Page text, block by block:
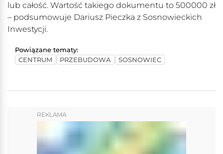
lub całość. Wartość takiego dokumentu to 500000 zł
– podsumowuje Dariusz Pieczka z Sosnowieckich
Inwestycji.
Powiązane tematy:
CENTRUM
PRZEBUDOWA SOSNOWIEC
REKLAMA